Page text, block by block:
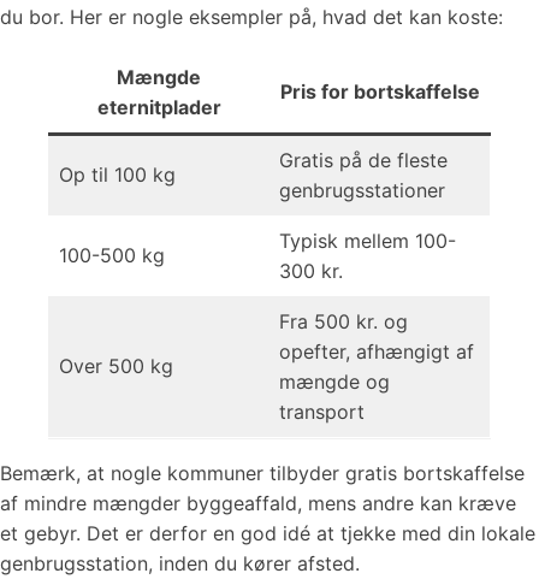
du bor. Her er nogle eksempler på, hvad det kan koste:
Mængde
eternitplader
Pris for bortskaffelse
Op til 100 kg
Gratis på de fleste
genbrugsstationer
100-500 kg
Typisk mellem 100-
300 kr.
Over 500 kg
Fra 500 kr. og
opefter, afhængigt af
mængde og
transport
Bemærk, at nogle kommuner tilbyder gratis bortskaffelse
af mindre mængder byggeaffald, mens andre kan kræve
et gebyr. Det er derfor en god idé at tjekke med din lokale
genbrugsstation, inden du kører afsted.